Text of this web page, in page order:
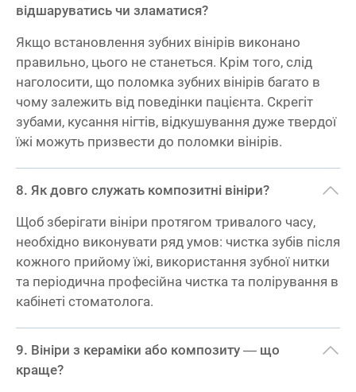
відшаруватись чи зламатися?
Якщо встановлення зубних вінірів виконано
правильно, цього не станеться. Крім того, слід
наголосити, що поломка зубних вінірів багато в
чому залежить від поведінки пацієнта. Скрегіт
зубами, кусання нігтів, відкушування дуже твердої
їжі можуть призвести до поломки вінірів.
Як довго служать композитні вініри?
Щоб зберігати вініри протягом тривалого часу,
необхідно виконувати ряд умов: чистка зубів після
кожного прийому їжі, використання зубної нитки
та періодична професійна чистка та полірування в
кабінеті стоматолога.
Вініри з кераміки або композиту — що
краще?